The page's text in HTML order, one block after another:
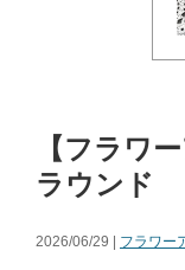
【フラワ
ラウンド
2026/06/29 | フラワー